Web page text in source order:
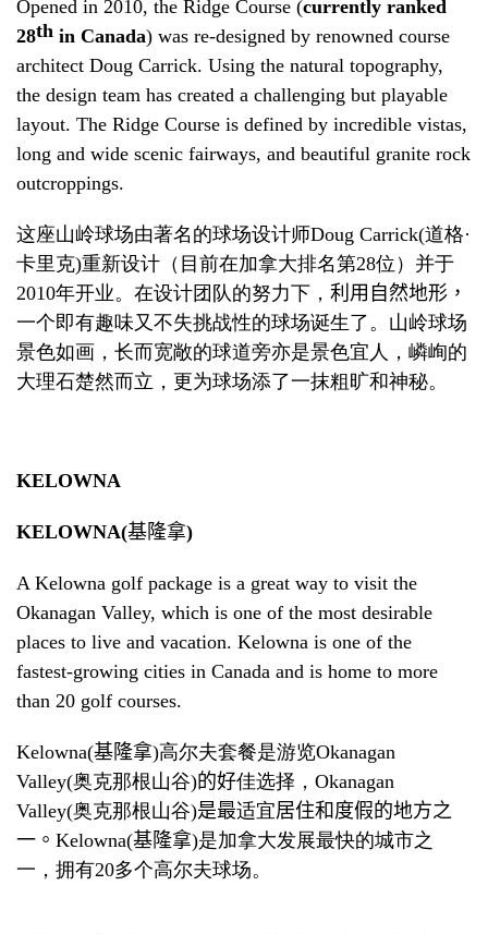
Opened in 2010, the Ridge Course (currently ranked
28th in Canada) was re-designed by renowned course
architect Doug Carrick. Using the natural topography,
the design team has created a challenging but playable
layout. The Ridge Course is defined by incredible vistas,
long and wide scenic fairways, and beautiful granite rock
outcroppings.
这座山岭球场由著名的球场设计师Doug Carrick(道格·
卡里克)重新设计（目前在加拿大排名第28位） 并于
2010年开业。在设计团队的努力下， 利用自然地形，
一个即有趣味又不失挑战性的球场诞生了。山岭球场
景色如画，长而宽敞的球道旁亦是景色宜人，嶙峋的
大理石楚然而立，更为球场添了一抹粗旷和神秘。
KELOWNA
KELOWNA(基隆拿)
A Kelowna golf package is a great way to visit the
Okanagan Valley, which is one of the most desirable
places to live and vacation. Kelowna is one of the
fastest-growing cities in Canada and is home to more
than 20 golf courses.
Kelowna(基隆拿)高尔夫套餐是游览Okanagan
Valley(奥克那根山谷)的好佳选择 ， Okanagan
Valley(奥克那根山谷)是最适宜居住和度假的地方之
一。 Kelowna(基隆拿)是加拿大发展最快的城市之
一 ， 拥有20多个高尔夫球场。